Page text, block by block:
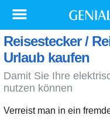
Reisestecker /
Urlaub kaufen
Damit Sie Ihre
nutzen können
Verreist man in ein